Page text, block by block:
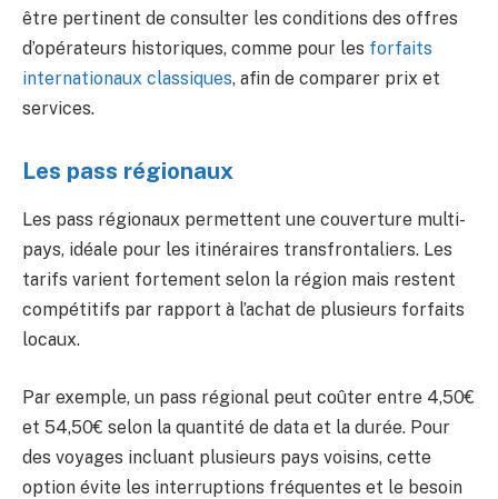
être pertinent de consulter les conditions des offres
d’opérateurs historiques, comme pour les forfaits
internationaux classiques, afin de comparer prix et
services.
Les pass régionaux
Les pass régionaux permettent une couverture multi-
pays, idéale pour les itinéraires transfrontaliers. Les
tarifs varient fortement selon la région mais restent
compétitifs par rapport à l’achat de plusieurs forfaits
locaux.
Par exemple, un pass régional peut coûter entre 4,50€
et 54,50€ selon la quantité de data et la durée. Pour
des voyages incluant plusieurs pays voisins, cette
option évite les interruptions fréquentes et le besoin